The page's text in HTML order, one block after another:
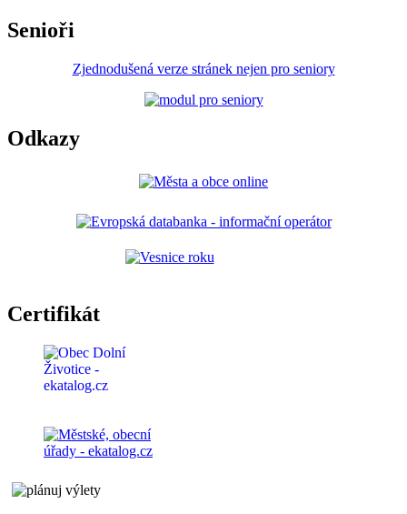
Senioři
Zjednodušená verze stránek nejen pro seniory
Odkazy
Certifikát